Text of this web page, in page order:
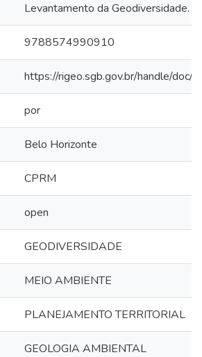
Levantamento da Geodiversidade.
9788574990910
https://rigeo.sgb.gov.br/handle/doc/
por
Belo Horizonte
CPRM
open
GEODIVERSIDADE
MEIO AMBIENTE
PLANEJAMENTO TERRITORIAL
GEOLOGIA AMBIENTAL